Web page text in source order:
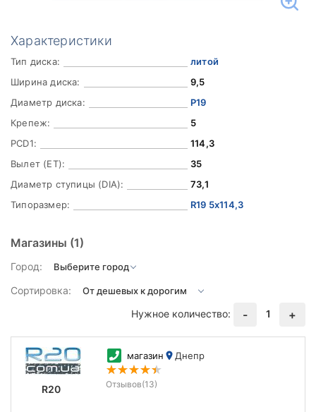
Характеристики
Тип диска:
литой
Ширина диска:
9,5
Диаметр диска:
Р19
Крепеж:
5
PCD1:
114,3
Вылет (ET):
35
Диаметр ступицы (DIA):
73,1
Типоразмер:
R19 5x114,3
Магазины (1)
Город:
Сортировка:
Нужное количество:
- 1 +
R20
магазин Днепр
Отзывов(13)